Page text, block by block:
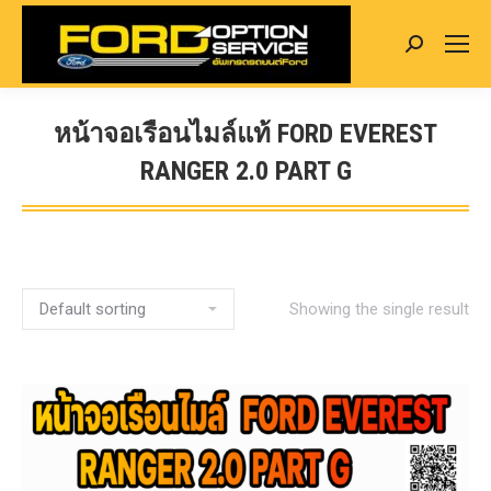
Search:
หน้าจอเรือนไมล์แท้ FORD EVEREST
RANGER 2.0 PART G
You are here:
Showing the single result